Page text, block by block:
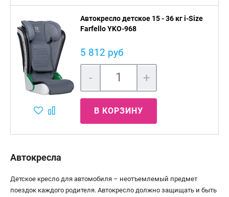
Автокресло детское 15 - 36 кг i-Size
Farfello YKO-968
5 812 руб
- +
В КОРЗИНУ
Автокресла
Детское кресло для автомобиля – неотъемлемый предмет
поездок каждого родителя. Автокресло должно защищать и быть